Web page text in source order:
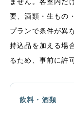
要、酒類・生もの
プランで条件が異
持込品を加える場
るため、事前に許
飲料・酒類